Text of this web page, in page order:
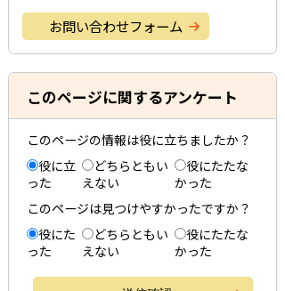
お問い合わせフォーム
このページに関するアンケート
このページの情報は役に立ちましたか？
役に立
った
どちらともい
えない
役にたたな
かった
このページは見つけやすかったですか？
役にた
った
どちらともい
えない
役にたたな
かった